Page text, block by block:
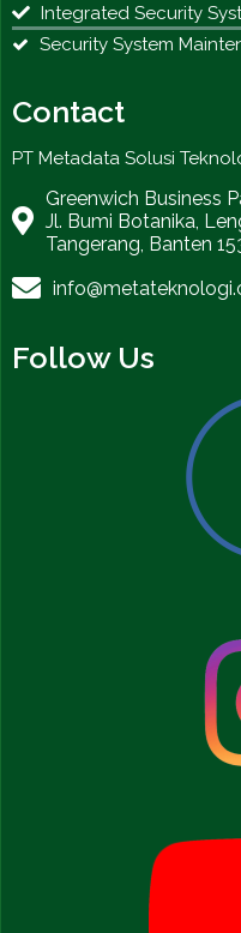
Integrated Security
Security System
Contact
PT Metadata Solusi
Greenwich Business
Jl. Bumi Botanika,
Tangerang, Banten
Follow Us